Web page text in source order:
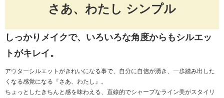
さあ、わたし シンプル
しっかりメイクで、いろいろな角度からもシルエッ
トがキレイ。
アウターシルエットがきれいになる事で、自分に自信が湧き、一歩踏み出した
くなる感覚になる『さあ、わたし』。
ちょっとしたきちんと感を味わえる、直線的でシャープなライン美がスタイリ